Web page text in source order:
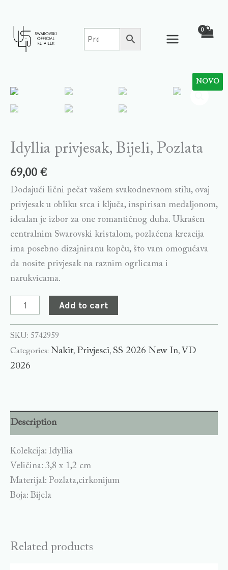
content
NOVO
Idyllia privjesak, Bijeli, Pozlata
69,00 €
Dodajući lični pečat vašem svakodnevnom stilu, ovaj
privjesak u obliku srca i ključa, inspirisan medaljonom,
idealan je izbor za one romantičnog duha. Ukrašen
centralnim Swarovski kristalom, pozlaćena kreacija
ima posebno dizajniranu kopču, što vam omogućava
da nosite privjesak na raznim ogrlicama i
narukvicama.
Bijeli,
quantity
Add to cart
SKU: 5742959
Categories: Nakit, Privjesci, SS 2026 New In, VD
2026
Description
Kolekcija: Idyllia
Veličina: 3,8 x 1,2 cm
Materijal: Pozlata,cirkonijum
Boja: Bijela
Related products